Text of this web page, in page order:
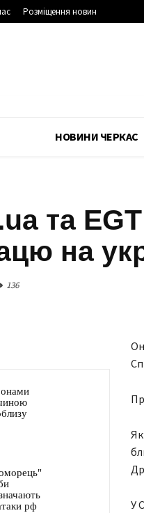
Розміщення новин
НОВИНИ ЧЕРКАС
та
на
136
рф
У